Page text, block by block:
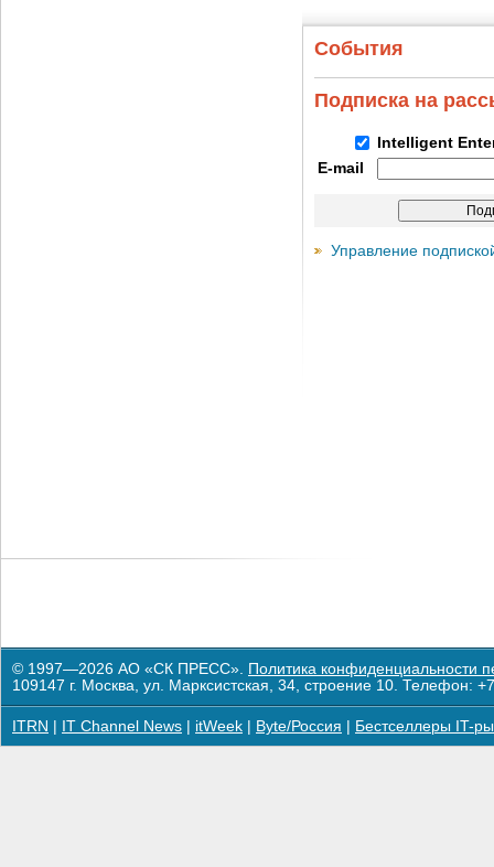
События
Подписка на
Intelligent
E-mail
Управление
© 1997—2026 АО «СК ПРЕСС». Политика конфиденциальности
109147 г. Москва, ул. Марксистская, 34, строение 10. Телефон:
ITRN IT Channel News itWeek Byte/Россия Бестселлеры IT-